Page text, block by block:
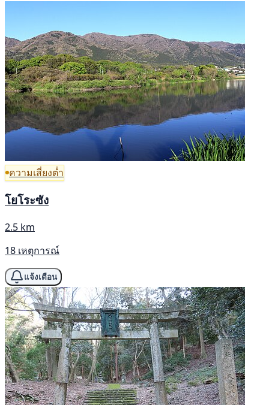
ความเสี่ยงต่ำ
โยโระซัง
2.5 km
18 เหตุการณ์
แจ้งเตือน